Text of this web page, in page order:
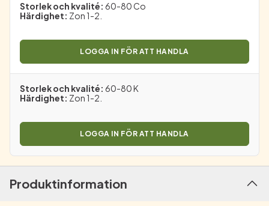
Storlek och kvalité: 60-80 Co
Härdighet: Zon 1-2.
LOGGA IN FÖR ATT HANDLA
Storlek och kvalité: 60-80 K
Härdighet: Zon 1-2.
LOGGA IN FÖR ATT HANDLA
Produktinformation